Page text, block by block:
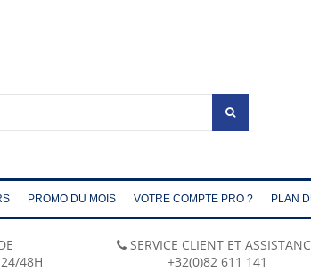
PROMO DU MOIS VOTRE COMPTE PRO ? PLAN
48H
SERVICE CLIENT ET
+32(0)82 611 141